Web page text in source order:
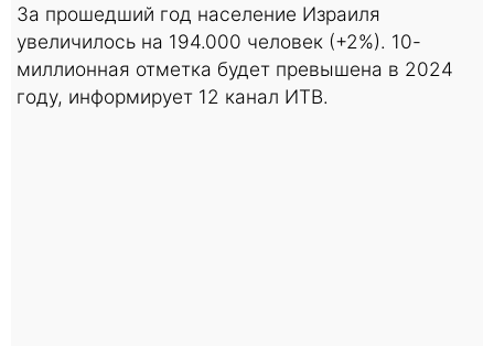
За прошедший год население Израиля
увеличилось на 194.000 человек (+2%). 10-
миллионная отметка будет превышена в 2024
году, информирует 12 канал ИТВ.